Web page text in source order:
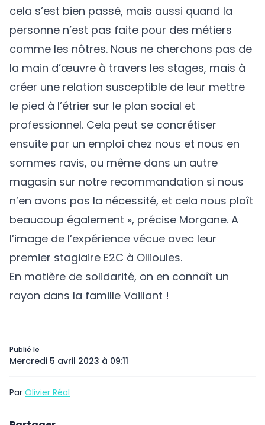
Publié le
Mercredi 5 avril 2023 à 09:11
Par Olivier Réal
cela s’est bien passé, mais aussi quand la
personne n’est pas faite pour des métiers
comme les nôtres. Nous ne cherchons pas de
la main d’œuvre à travers les stages, mais à
créer une relation susceptible de leur mettre
le pied à l’étrier sur le plan social et
professionnel. Cela peut se concrétiser
ensuite par un emploi chez nous et nous en
sommes ravis, ou même dans un autre
magasin sur notre recommandation si nous
n’en avons pas la nécessité, et cela nous plaît
beaucoup également », précise Morgane. A
l’image de l’expérience vécue avec leur
premier stagiaire E2C à Ollioules.
En matière de solidarité, on en connaît un
rayon dans la famille Vaillant !